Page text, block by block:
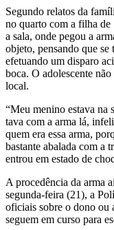
Segundo relatos da
no quarto com a filha de
a sala, onde pegou a
objeto, pensando que se
efetuando um disparo
boca. O adolescente
local.
“Meu menino estava na
tava com a arma lá,
quem era essa arma,
bastante abalada com a
entrou em estado de
A procedência da arma
segunda-feira (21), a
oficiais sobre o dono ou
seguem em curso para